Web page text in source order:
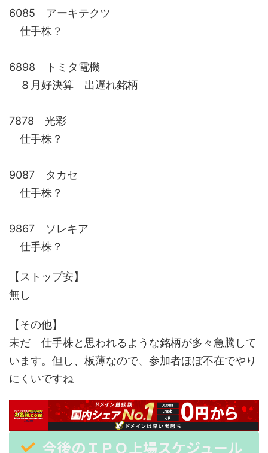
6085 アーキテクツ
仕手株？
6898 トミタ電機
８月好決算 出遅れ銘柄
7878 光彩
仕手株？
9087 タカセ
仕手株？
9867 ソレキア
仕手株？
【ストップ安】
無し
【その他】
未だ 仕手株と思われるような銘柄が多々急騰して
います。但し、板薄なので、参加者ほぼ不在でやり
にくいですね
今後のＩＰＯ上場スケジュール